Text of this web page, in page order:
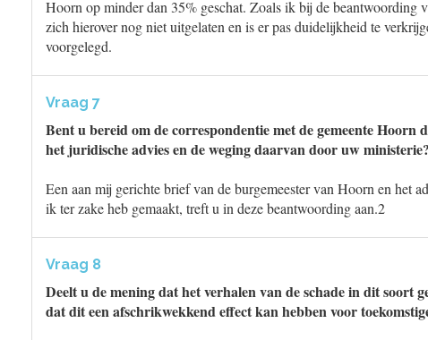
Hoorn op minder dan 35% geschat. Zoals ik bij de beantwoording
zich hierover nog niet uitgelaten en is er pas duidelijkheid te
voorgelegd.
Vraag 7
Bent u bereid om de correspondentie met de gemeente Hoorn
het juridische advies en de weging daarvan door uw ministerie?
Een aan mij gerichte brief van de burgemeester van Hoorn en het
ik ter zake heb gemaakt, treft u in deze beantwoording aan.2
Vraag 8
Deelt u de mening dat het verhalen van de schade in dit soort
dat dit een afschrikwekkend effect kan hebben voor